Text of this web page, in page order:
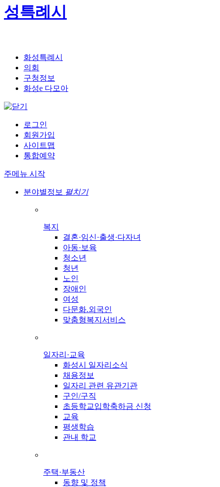
화성특례시
의회
구청정보
화성e 다모아
로그인
회원가입
사이트맵
통합예약
주메뉴 시작
분야별정보 펼치기
복지
결혼·임신·출생·다자녀
아동·보육
청소년
청년
노인
장애인
여성
다문화.외국인
맞춤형복지서비스
일자리·교육
화성시 일자리소식
채용정보
일자리 관련 유관기관
구인/구직
초등학교입학축하금 신청
교육
평생학습
관내 학교
주택·부동산
동향 및 정책